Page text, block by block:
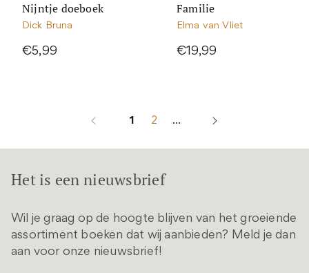
Nijntje doeboek
Dick Bruna
€5,99
Familie
Elma van Vliet
€19,99
1 2 ...
Het is een nieuwsbrief
Wil je graag op de hoogte blijven van het groeiende
assortiment boeken dat wij aanbieden? Meld je dan
aan voor onze nieuwsbrief!